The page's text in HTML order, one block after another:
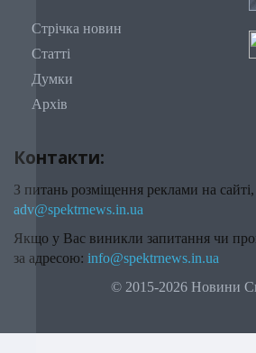
Стрічка новин
Статті
Думки
Архів
Контакти:
З питань розміщення реклами на
adv@spektrnews.in.ua
Якщо у Вас виникли запитання чи
за адресою: info@spektrnews.in.ua
© 2015-2026 Новини